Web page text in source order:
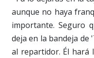
aunque no haya
importante. Seguro
deja en la bandeja de
al repartidor. Él hará